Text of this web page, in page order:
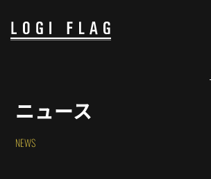
ニュース
NEWS